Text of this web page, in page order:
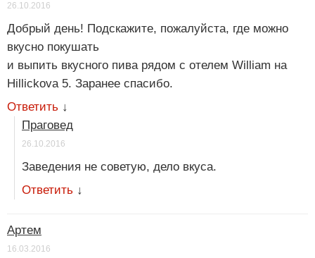
26.10.2016
Добрый день! Подскажите, пожалуйста, где можно
вкусно покушать
и выпить вкусного пива рядом с отелем William на
Hillickova 5. Заранее спасибо.
Ответить ↓
Праговед
26.10.2016
Заведения не советую, дело вкуса.
Ответить ↓
Артем
16.03.2016